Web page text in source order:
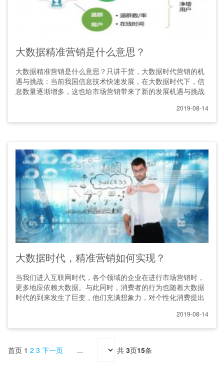
大数据精准营销是什么意思？
大数据精准营销是什么意思？只讲干货，大数据时代营销的机
遇与挑战：当前我国信息技术快速发展，在大数据时代下，信
息数量逐渐增多，这也给市场营销带来了新的发展机遇与挑战
2019-08-14
大数据时代，精准营销如何实现？
当我们进入互联网时代，各个领域的企业在进行市场营销时，
更多地应依赖大数据。与此同时，消费者的行为也随着大数据
时代的到来发生了巨变，他们充满想象力，对个性化消费提出
2019-08-14
首页 1 2 3 下一页 共 3页15条